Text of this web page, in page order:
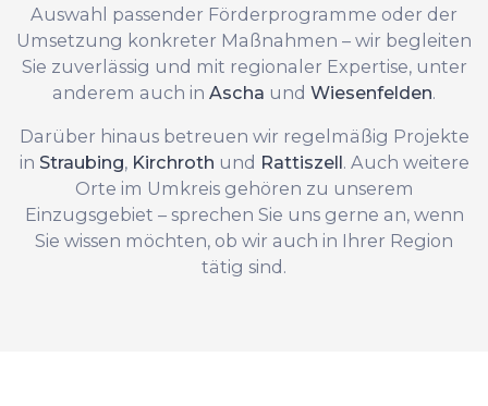
Auswahl passender Förderprogramme oder der
Umsetzung konkreter Maßnahmen – wir begleiten
Sie zuverlässig und mit regionaler Expertise, unter
anderem auch in Ascha und Wiesenfelden.
Darüber hinaus betreuen wir regelmäßig Projekte
in Straubing, Kirchroth und Rattiszell. Auch weitere
Orte im Umkreis gehören zu unserem
Einzugsgebiet – sprechen Sie uns gerne an, wenn
Sie wissen möchten, ob wir auch in Ihrer Region
tätig sind.